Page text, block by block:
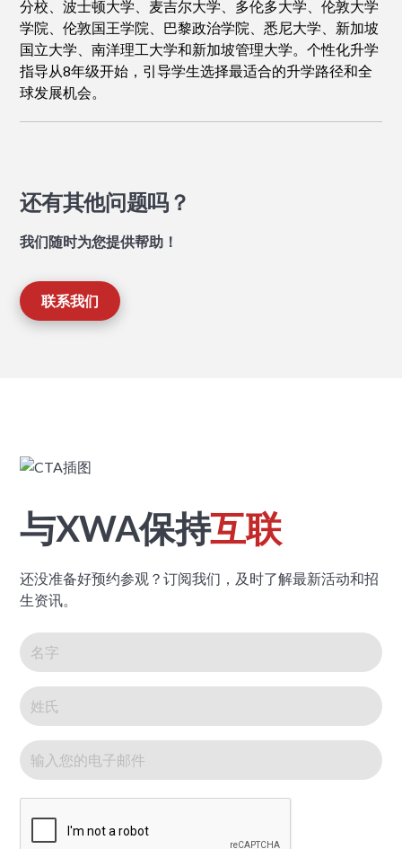
分校、波士顿大学、麦吉尔大学、多伦多大学、伦敦大学
学院、伦敦国王学院、巴黎政治学院、悉尼大学、新加坡
国立大学、南洋理工大学和新加坡管理大学。个性化升学
指导从8年级开始，引导学生选择最适合的升学路径和全
球发展机会。
还有其他问题吗？
我们随时为您提供帮助！
联系我们
与XWA保持互联
还没准备好预约参观？订阅我们，及时了解最新活动和招
生资讯。